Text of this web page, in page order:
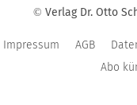
© Verlag Dr. Otto
Impressum AGB
Abo